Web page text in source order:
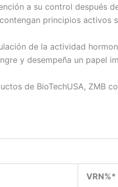
a su control después
principios activos
de la actividad
y desempeña un papel
de BioTechUSA, ZMB
VRN%*